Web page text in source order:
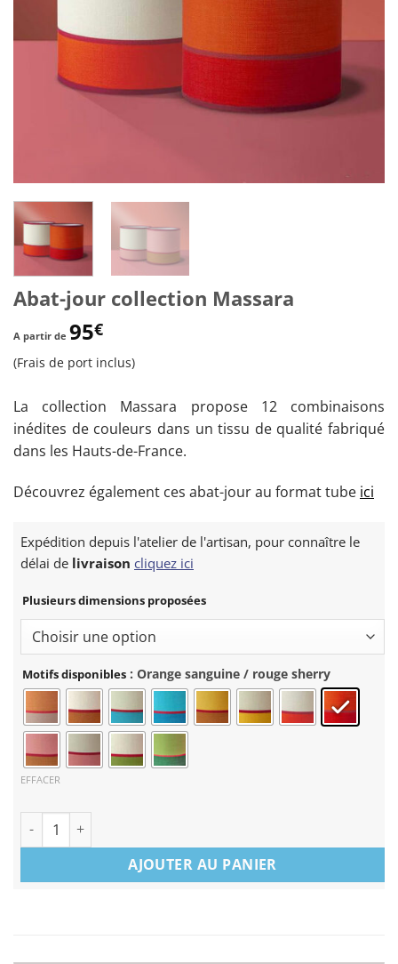
Abat-jour collection Massara
A partir de 95€
(Frais de port inclus)
La collection Massara propose 12 combinaisons
inédites de couleurs dans un tissu de qualité fabriqué
dans les Hauts-de-France.
Découvrez également ces abat-jour au format tube ici
Expédition depuis l'atelier de l'artisan, pour connaître le
délai de livraison cliquez ici
Plusieurs dimensions proposées
Motifs disponibles : Orange sanguine / rouge sherry
EFFACER
quantité de Abat-jour collection Massara
AJOUTER AU PANIER